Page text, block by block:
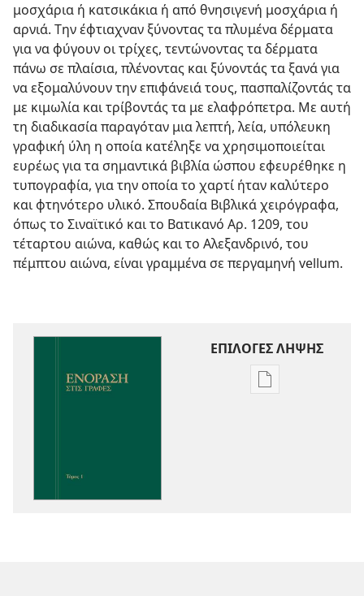
μοσχάρια ή κατσικάκια ή από θνησιγενή μοσχάρια ή
αρνιά. Την έφτιαχναν ξύνοντας τα πλυμένα δέρματα
για να φύγουν οι τρίχες, τεντώνοντας τα δέρματα
πάνω σε πλαίσια, πλένοντας και ξύνοντάς τα ξανά για
να εξομαλύνουν την επιφάνειά τους, πασπαλίζοντάς τα
με κιμωλία και τρίβοντάς τα με ελαφρόπετρα. Με αυτή
τη διαδικασία παραγόταν μια λεπτή, λεία, υπόλευκη
γραφική ύλη η οποία κατέληξε να χρησιμοποιείται
ευρέως για τα σημαντικά βιβλία ώσπου εφευρέθηκε η
τυπογραφία, για την οποία το χαρτί ήταν καλύτερο
και φτηνότερο υλικό. Σπουδαία Βιβλικά χειρόγραφα,
όπως το Σιναϊτικό και το Βατικανό Αρ. 1209, του
τέταρτου αιώνα, καθώς και το Αλεξανδρινό, του
πέμπτου αιώνα, είναι γραμμένα σε περγαμηνή vellum.
ΕΠΙΛΟΓΕΣ ΛΗΨΗΣ
Επιλογές